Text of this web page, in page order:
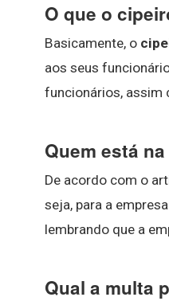
O que o
Basicamente, o
aos seus
funcionários, assim
Quem está
De acordo com o
seja, para a
lembrando que a
Qual a multa